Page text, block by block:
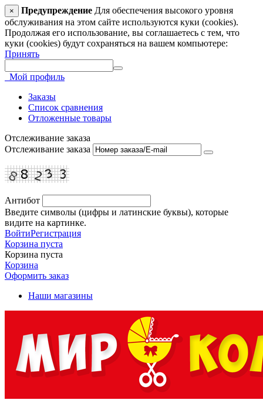
× Предупреждение Для обеспечения высокого уровня
обслуживания на этом сайте используются куки (cookies).
Продолжая его использование, вы соглашаетесь с тем, что
куки (cookies) будут сохраняться на вашем компьютере:
Принять
Мой профиль
Заказы
Список сравнения
Отложенные товары
Отслеживание заказа
Отслеживание заказа
Антибот
Введите символы (цифры и латинские буквы), которые
видите на картинке.
ВойтиРегистрация
Корзина пуста
Корзина пуста
Корзина
Оформить заказ
Наши магазины